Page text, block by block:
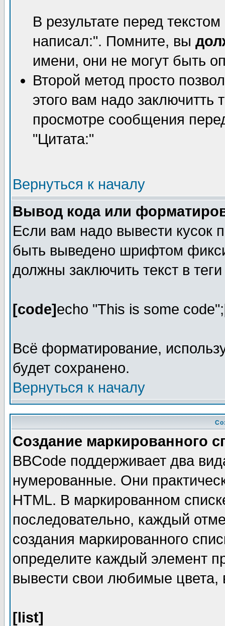
В результате перед
написал:". Помните, вы
имени, они не могут быть
Второй метод просто
этого вам надо заключитть
просмотре сообщения
"Цитата:"
Вернуться к началу
Вывод кода или
Если вам надо вывести кусок
быть выведено шрифтом
должны заключить текст в
[code]echo "This is some code";
Всё форматирование,
будет сохранено.
Вернуться к началу
Создание маркированного
BBCode поддерживает два
нумерованные. Они
HTML. В маркированном
последовательно, каждый
создания маркированного
определите каждый элемент
вывести свои любимые цвета,
[list]